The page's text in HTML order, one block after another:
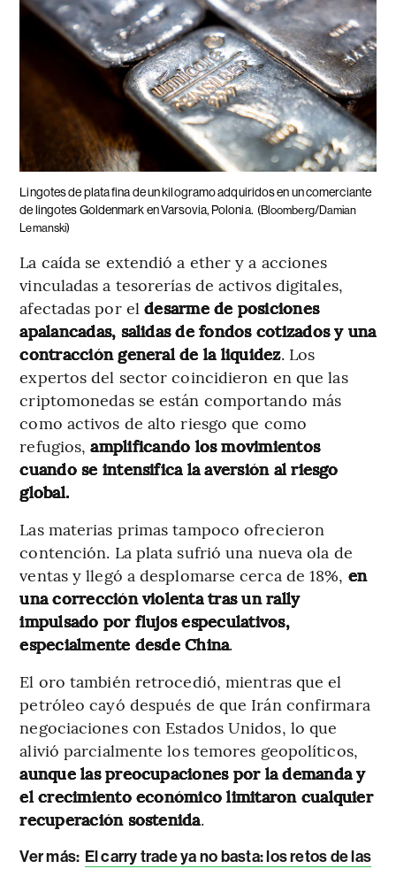
Lingotes de plata fina de un kilogramo adquiridos en un comerciante
de lingotes Goldenmark en Varsovia, Polonia. (Bloomberg/Damian
Lemanski)
La caída se extendió a ether y a acciones
vinculadas a tesorerías de activos digitales,
afectadas por eldesarme de posiciones
apalancadas, salidas de fondos cotizados y una
contracción general de la liquidez. Los
expertos del sector coincidieron en que las
criptomonedas se están comportando más
como activos de alto riesgo que como
refugios,amplificando los movimientos
cuando se intensifica la aversión al riesgo
global.
Las materias primas tampoco ofrecieron
contención. La plata sufrió una nueva ola de
ventas y llegó a desplomarse cerca de 18%, en
una corrección violenta tras un rally
impulsado por flujos especulativos,
especialmente desde China.
El oro también retrocedió, mientras que el
petróleo cayó después de que Irán confirmara
negociaciones con Estados Unidos, lo que
alivió parcialmente los temores geopolíticos,
aunque las preocupaciones por la demanda y
el crecimiento económico limitaron cualquier
recuperación sostenida.
Ver más: El carry trade ya no basta: los retos de las